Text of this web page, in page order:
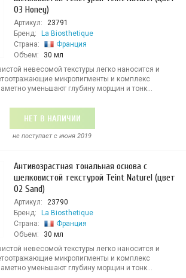
03 Honey)
Артикул:
23791
Бренд:
La Biosthetique
Страна:
Франция
Объем:
30 мл
невесомой текстуры легко наносится и
микропигменты и комплекс
уменьшают глубину морщин и тонк...
НЕТ В НАЛИЧИИ
не поступает c июня 2019
Антивозрастная тональная основа с
шелковистой текстурой Teint Naturel (цвет
02 Sand)
Артикул:
23790
Бренд:
La Biosthetique
Страна:
Франция
Объем:
30 мл
невесомой текстуры легко наносится и
микропигменты и комплекс
уменьшают глубину морщин и тонк...